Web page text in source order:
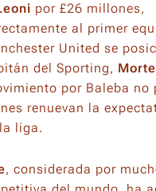
por £26 millones,
al primer
United se
del Sporting,
por Baleba no
renuevan la
liga.
, considerada por